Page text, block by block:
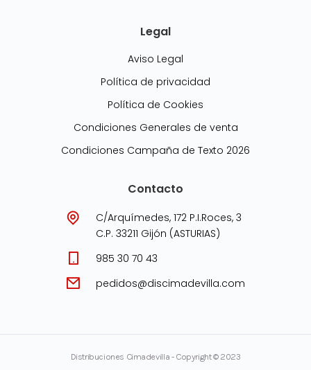
Legal
Aviso Legal
Política de privacidad
Política de Cookies
Condiciones Generales de venta
Condiciones Campaña de Texto 2026
Contacto
C/Arquímedes, 172 P.I.Roces, 3
C.P. 33211 Gijón (ASTURIAS)
985 30 70 43
pedidos@discimadevilla.com
Distribuciones Cimadevilla - Copyright © 2023